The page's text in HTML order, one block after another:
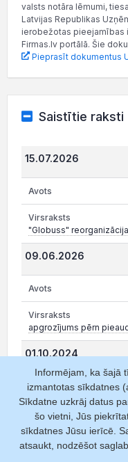
valsts notāra lēmumi,
Latvijas Republikas
ierobežotas pieejamības
Firmas.lv portālā. Šie
Pieprasīt dokumentus
Saistītie raksti
15.07.2026
"Globuss" reorganizācija
09.06.2026
apgrozījums pērn
01.10.2024
neviens dienas
04.06.2024
Informējam, ka šajā
izmantotas sīkdatnes
Sīkdatne uzkrāj datus
šo vietni, Jūs
sīkdatnes Jūsu ierīcē.
atsaukt, nodzēšot